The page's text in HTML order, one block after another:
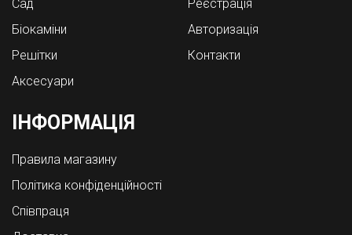
Cад
Біокаміни
Решітки
Аксесуари
Реєстрація
Авторизація
Контакти
ІНФОРМАЦІЯ
Правила магазину
Політика конфіденційності
Співпраця